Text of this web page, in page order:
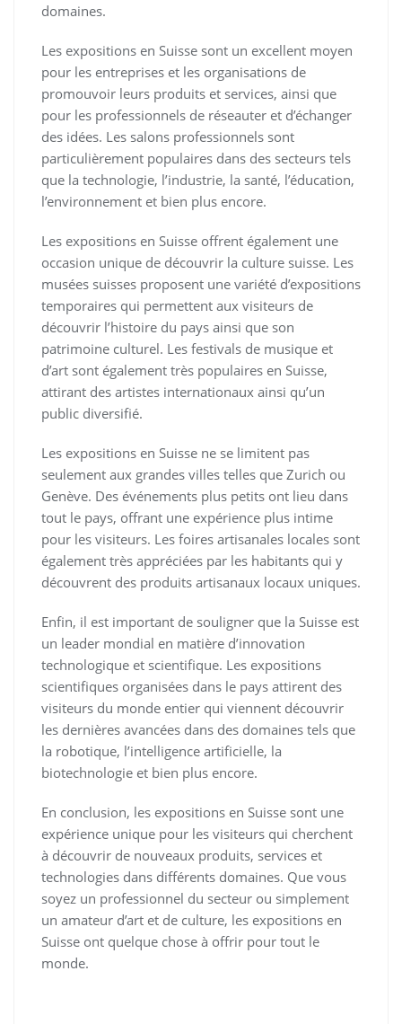
domaines.
Les expositions en Suisse sont un excellent moyen
pour les entreprises et les organisations de
promouvoir leurs produits et services, ainsi que
pour les professionnels de réseauter et d’échanger
des idées. Les salons professionnels sont
particulièrement populaires dans des secteurs tels
que la technologie, l’industrie, la santé, l’éducation,
l’environnement et bien plus encore.
Les expositions en Suisse offrent également une
occasion unique de découvrir la culture suisse. Les
musées suisses proposent une variété d’expositions
temporaires qui permettent aux visiteurs de
découvrir l’histoire du pays ainsi que son
patrimoine culturel. Les festivals de musique et
d’art sont également très populaires en Suisse,
attirant des artistes internationaux ainsi qu’un
public diversifié.
Les expositions en Suisse ne se limitent pas
seulement aux grandes villes telles que Zurich ou
Genève. Des événements plus petits ont lieu dans
tout le pays, offrant une expérience plus intime
pour les visiteurs. Les foires artisanales locales sont
également très appréciées par les habitants qui y
découvrent des produits artisanaux locaux uniques.
Enfin, il est important de souligner que la Suisse est
un leader mondial en matière d’innovation
technologique et scientifique. Les expositions
scientifiques organisées dans le pays attirent des
visiteurs du monde entier qui viennent découvrir
les dernières avancées dans des domaines tels que
la robotique, l’intelligence artificielle, la
biotechnologie et bien plus encore.
En conclusion, les expositions en Suisse sont une
expérience unique pour les visiteurs qui cherchent
à découvrir de nouveaux produits, services et
technologies dans différents domaines. Que vous
soyez un professionnel du secteur ou simplement
un amateur d’art et de culture, les expositions en
Suisse ont quelque chose à offrir pour tout le
monde.